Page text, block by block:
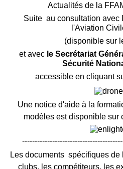
Actualités de la
Suite au consultation avec
l'Aviation
(disponible sur
et avec le Secrétariat
Sécurité
accessible en cliquant
Une notice d'aide à la
modèles est disponible sur
Les documents spécifiques
clubs, les compétiteurs, les